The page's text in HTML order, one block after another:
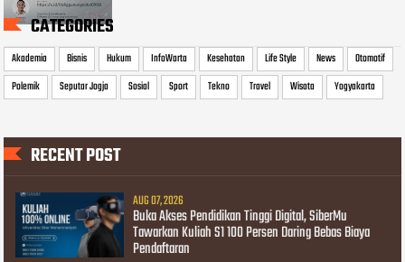
CATEGORIES
Akademia Bisnis Hukum InfoWarta Kesehatan Life Style News
Otomotif
Polemik
Seputar Jogja Sosial Sport Tekno Travel Wisata Yogyakarta
RECENT POST
AUG 07, 2026
Buka Akses Pendidikan Tinggi Digital, SiberMu
Tawarkan Kuliah S1 100 Persen Daring Bebas Biaya
Pendaftaran